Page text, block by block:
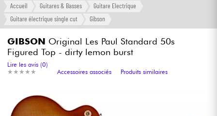
Langue
Amplis & Effets
Synthés & Sampleurs
Accueil Guitares & Basses
Guitare Electrique
Guitare électrique single cut
Gibson
GIBSON Original Les Paul Standard 50s
Figured Top - dirty lemon burst
★ ★ ★ ★ ★
★ ★ ★ ★ ★
Lire les avis (0)
Accessoires associés
Produits similaires